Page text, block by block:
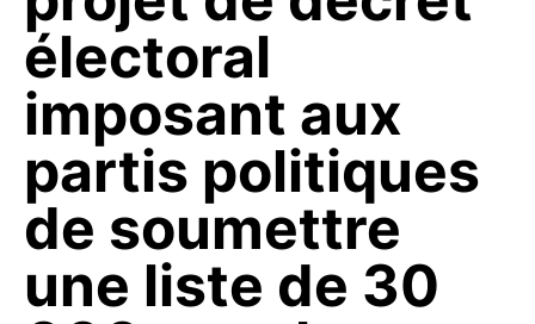
électoral
imposant aux
partis politiques
de soumettre
une liste de 30